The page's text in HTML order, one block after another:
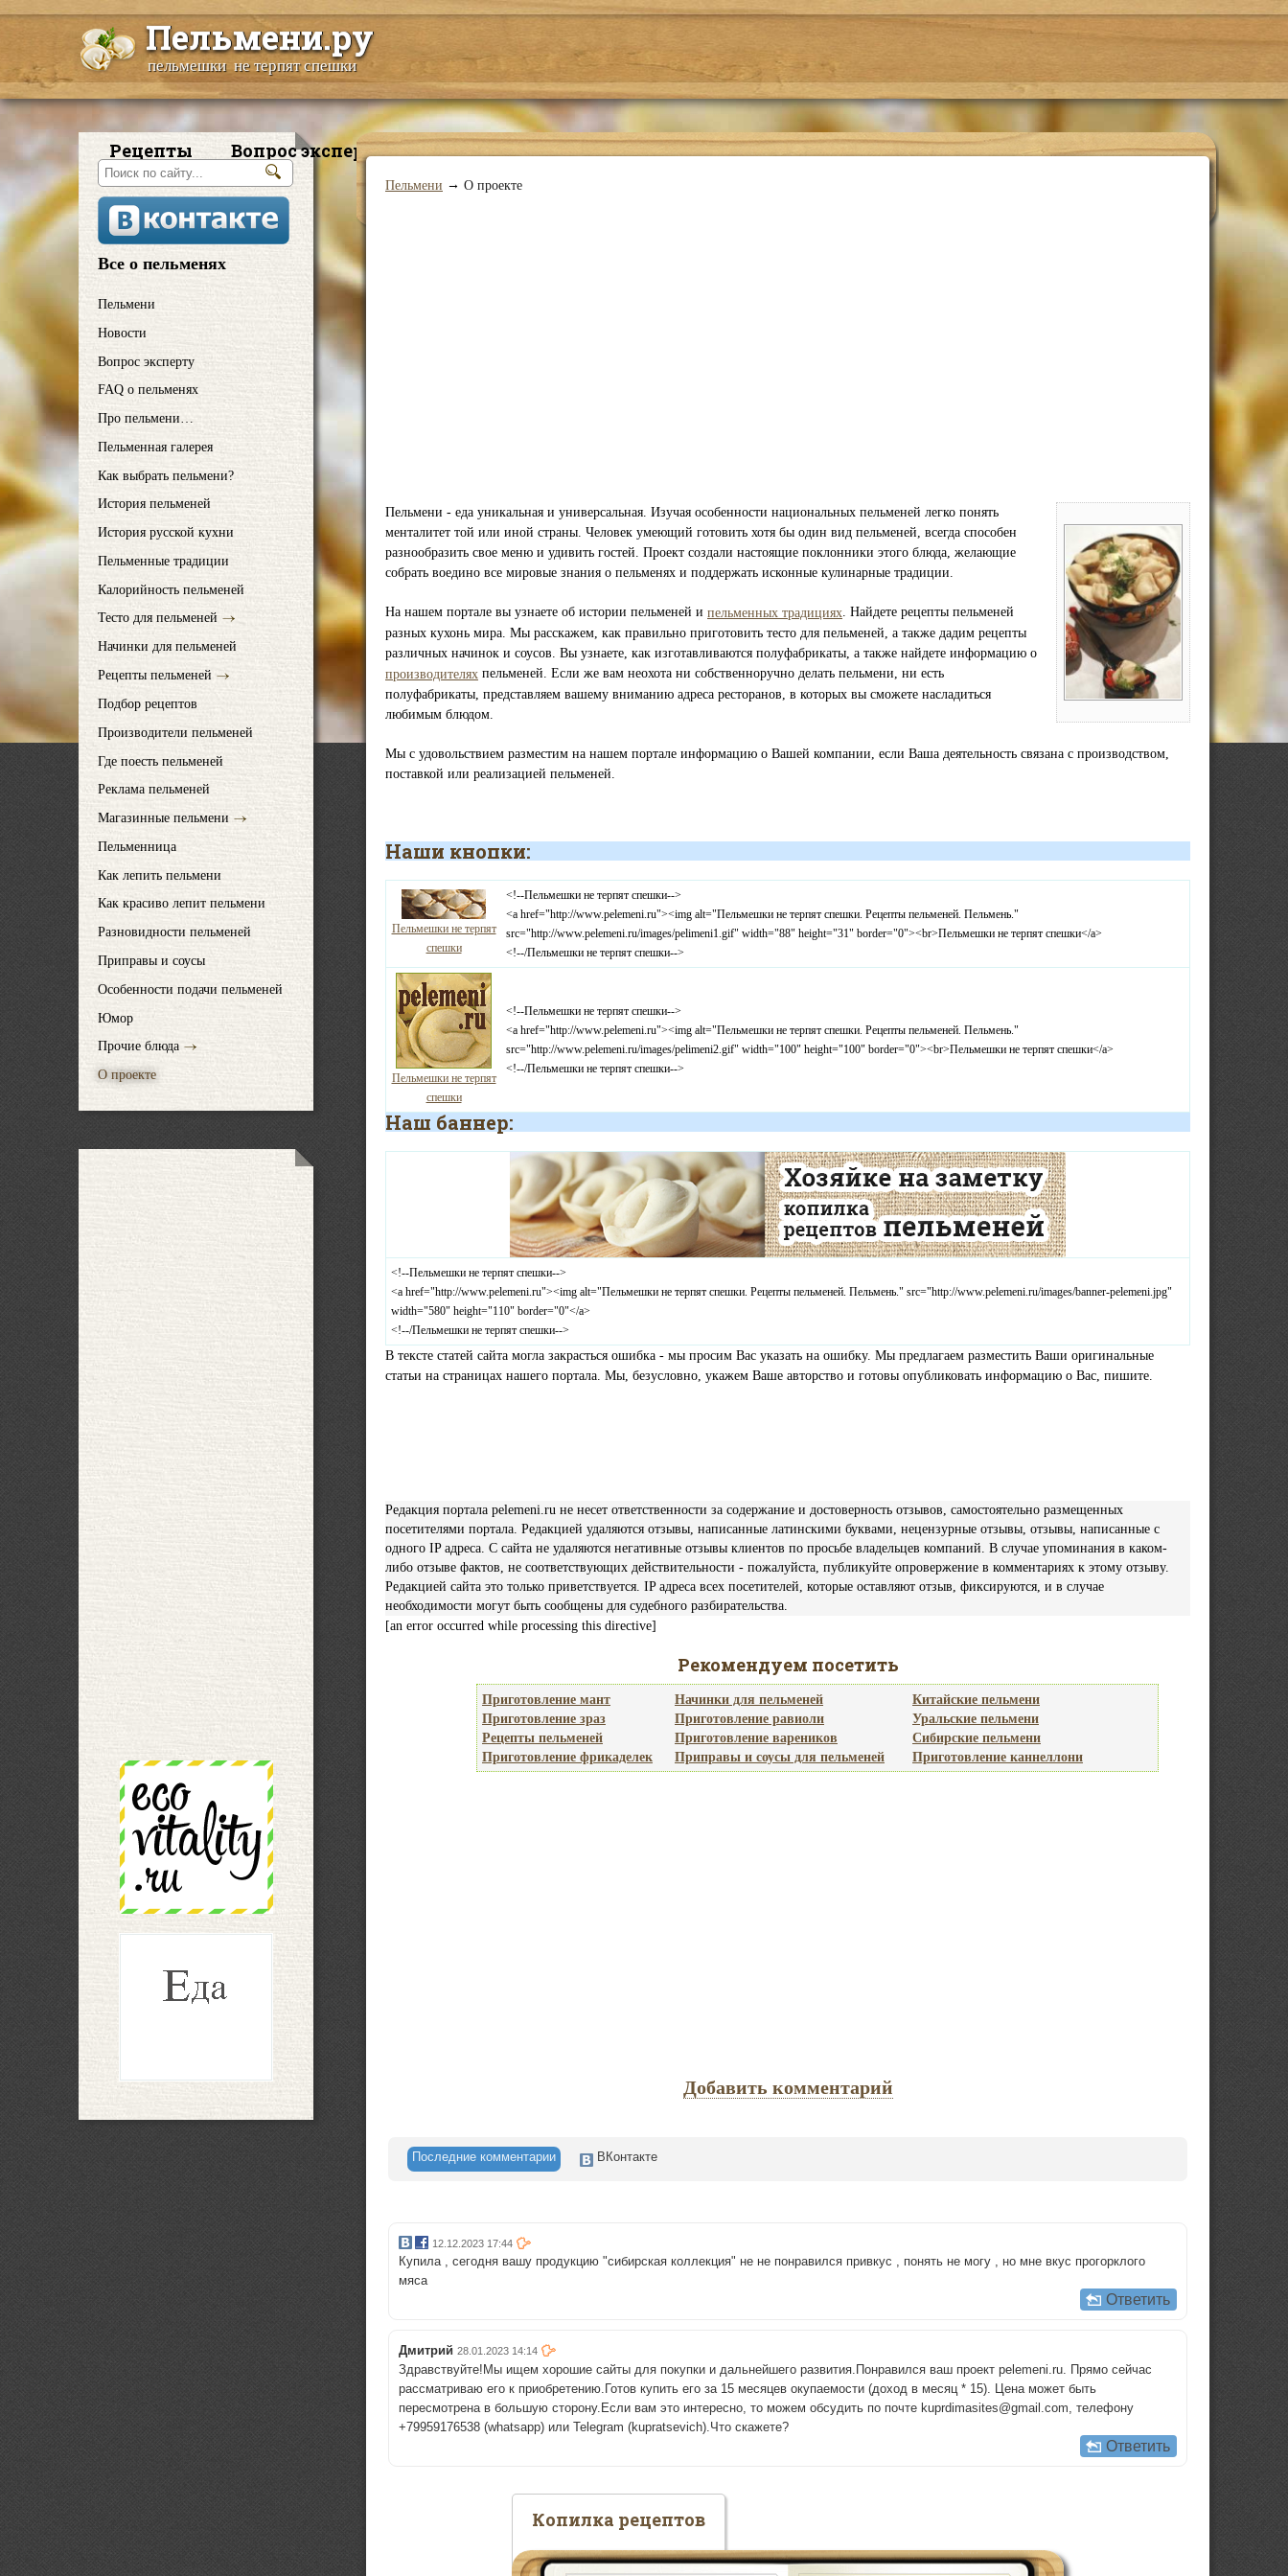
Пельмени.ру
пельмешки не терпят спешки
Рецепты Вопрос эксперту Где поесть Подбор рецепта О проекте
Все о пельменях
Пельмени
Новости
Вопрос эксперту
FAQ о пельменях
Про пельмени…
Пельменная галерея
Как выбрать пельмени?
История пельменей
История русской кухни
Пельменные традиции
Калорийность пельменей
Тесто для пельменей
Начинки для пельменей
Рецепты пельменей
Подбор рецептов
Производители пельменей
Где поесть пельменей
Реклама пельменей
Магазинные пельмени
Пельменница
Как лепить пельмени
Как красиво лепит пельмени
Разновидности пельменей
Приправы и соусы
Особенности подачи пельменей
Юмор
Прочие блюда
О проекте
Пельмени → О проекте
Пельмени - еда уникальная и универсальная. Изучая особенности национальных пельменей легко понять
менталитет той или иной страны. Человек умеющий готовить хотя бы один вид пельменей, всегда способен
разнообразить свое меню и удивить гостей. Проект создали настоящие поклонники этого блюда, желающие
собрать воедино все мировые знания о пельменях и поддержать исконные кулинарные традиции.
На нашем портале вы узнаете об истории пельменей и пельменных традициях . Найдете рецепты пельменей
разных кухонь мира. Мы расскажем, как правильно приготовить тесто для пельменей, а также дадим рецепты
различных начинок и соусов. Вы узнаете, как изготавливаются полуфабрикаты, а также найдете информацию о
производителях пельменей. Если же вам неохота ни собственноручно делать пельмени, ни есть
полуфабрикаты, представляем вашему вниманию адреса ресторанов, в которых вы сможете насладиться
любимым блюдом.
Мы с удовольствием разместим на нашем портале информацию о Вашей компании, если Ваша деятельность связана с производством,
поставкой или реализацией пельменей.
Наши кнопки:
Пельмешки не терпят
спешки
<!--Пельмешки не терпят спешки-->
<a href="http://www.pelemeni.ru"><img alt="Пельмешки не терпят спешки. Рецепты пельменей. Пельмень."
src="http://www.pelemeni.ru/images/pelimeni1.gif" width="88" height="31" border="0"><br>Пельмешки не терпят спешки</a>
<!--/Пельмешки не терпят спешки-->
Пельмешки не терпят
спешки
<!--Пельмешки не терпят спешки-->
<a href="http://www.pelemeni.ru"><img alt="Пельмешки не терпят спешки. Рецепты пельменей. Пельмень."
src="http://www.pelemeni.ru/images/pelimeni2.gif" width="100" height="100" border="0"><br>Пельмешки не терпят спешки</a>
<!--/Пельмешки не терпят спешки-->
Наш баннер:
<!--Пельмешки не терпят спешки-->
<a href="http://www.pelemeni.ru"><img alt="Пельмешки не терпят спешки. Рецепты пельменей. Пельмень." src="http://www.pelemeni.ru/images/banner-pelemeni.jpg"
width="580" height="110" border="0"</a>
<!--/Пельмешки не терпят спешки-->
В тексте статей сайта могла закрасться ошибка - мы просим Вас указать на ошибку. Мы предлагаем разместить Ваши оригинальные
статьи на страницах нашего портала. Мы, безусловно, укажем Ваше авторство и готовы опубликовать информацию о Вас, пишите.
Редакция портала pelemeni.ru не несет ответственности за содержание и достоверность отзывов, самостоятельно размещенных
посетителями портала. Редакцией удаляются отзывы, написанные латинскими буквами, нецензурные отзывы, отзывы, написанные с
одного IP адреса. С сайта не удаляются негативные отзывы клиентов по просьбе владельцев компаний. В случае упоминания в каком-
либо отзыве фактов, не соответствующих действительности - пожалуйста, публикуйте опровержение в комментариях к этому отзыву.
Редакцией сайта это только приветствуется. IP адреса всех посетителей, которые оставляют отзыв, фиксируются, и в случае
необходимости могут быть сообщены для судебного разбирательства.
[an error occurred while processing this directive]
Рекомендуем посетить
Приготовление мант
Приготовление зраз
Рецепты пельменей
Приготовление фрикаделек
Начинки для пельменей
Приготовление равиоли
Приготовление вареников
Приправы и соусы для пельменей
Китайские пельмени
Уральские пельмени
Сибирские пельмени
Приготовление каннеллони
Добавить комментарий
Последние комментарии ВКонтакте
12.12.2023 17:44
Купила , сегодня вашу продукцию "сибирская коллекция" не не понравился привкус , понять не могу , но мне вкус прогорклого
мяса
Ответить
Дмитрий28.01.2023 14:14
Здравствуйте!Мы ищем хорошие сайты для покупки и дальнейшего развития.Понравился ваш проект pelemeni.ru. Прямо сейчас
рассматриваю его к приобретению.Готов купить его за 15 месяцев окупаемости (доход в месяц * 15). Цена может быть
пересмотрена в большую сторону.Если вам это интересно, то можем обсудить по почте kuprdimasites@gmail.com, телефону
+79959176538 (whatsapp) или Telegram (kupratsevich).Что скажете?
Ответить
Копилка рецептов